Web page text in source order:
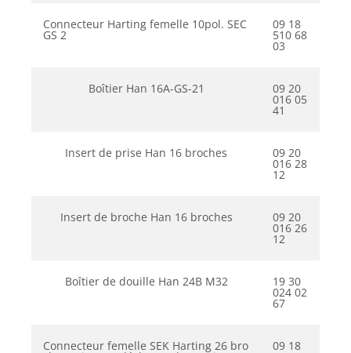
Connecteur Harting femelle 10pol. SEC
GS 2
09 18
510 68
03
Boîtier Han 16A-GS-21 09 20
016 05
41
Insert de prise Han 16 broches 09 20
016 28
12
Insert de broche Han 16 broches 09 20
016 26
12
Boîtier de douille Han 24B M32 19 30
024 02
67
Connecteur femelle SEK Harting 26 bro 09 18